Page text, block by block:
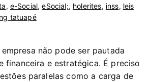
, e-Social,eSocial;, holerites, inss, leis
tatuapé
não pode ser pautada
financeira e estratégica. É preciso
paralelas como a carga de